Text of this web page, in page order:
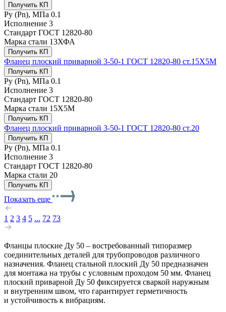
Получить КП
Ру (Рn), МПа 0.1
Исполнение 3
Стандарт ГОСТ 12820-80
Марка стали 13ХФА
Получить КП
Фланец плоский приварной 3-50-1 ГОСТ 12820-80 ст.15Х5М
Получить КП
Ру (Рn), МПа 0.1
Исполнение 3
Стандарт ГОСТ 12820-80
Марка стали 15Х5М
Получить КП
Фланец плоский приварной 3-50-1 ГОСТ 12820-80 ст.20
Получить КП
Ру (Рn), МПа 0.1
Исполнение 3
Стандарт ГОСТ 12820-80
Марка стали 20
Получить КП
Показать еще
1 2 3 4 5 ... 72 73
Фланцы плоские Ду 50 – востребованный типоразмер
соединительных деталей для трубопроводов различного
назначения. Фланец стальной плоский Ду 50 предназначен
для монтажа на трубы с условным проходом 50 мм. Фланец
плоский приварной Ду 50 фиксируется сваркой наружным
и внутренним швом, что гарантирует герметичность
и устойчивость к вибрациям.